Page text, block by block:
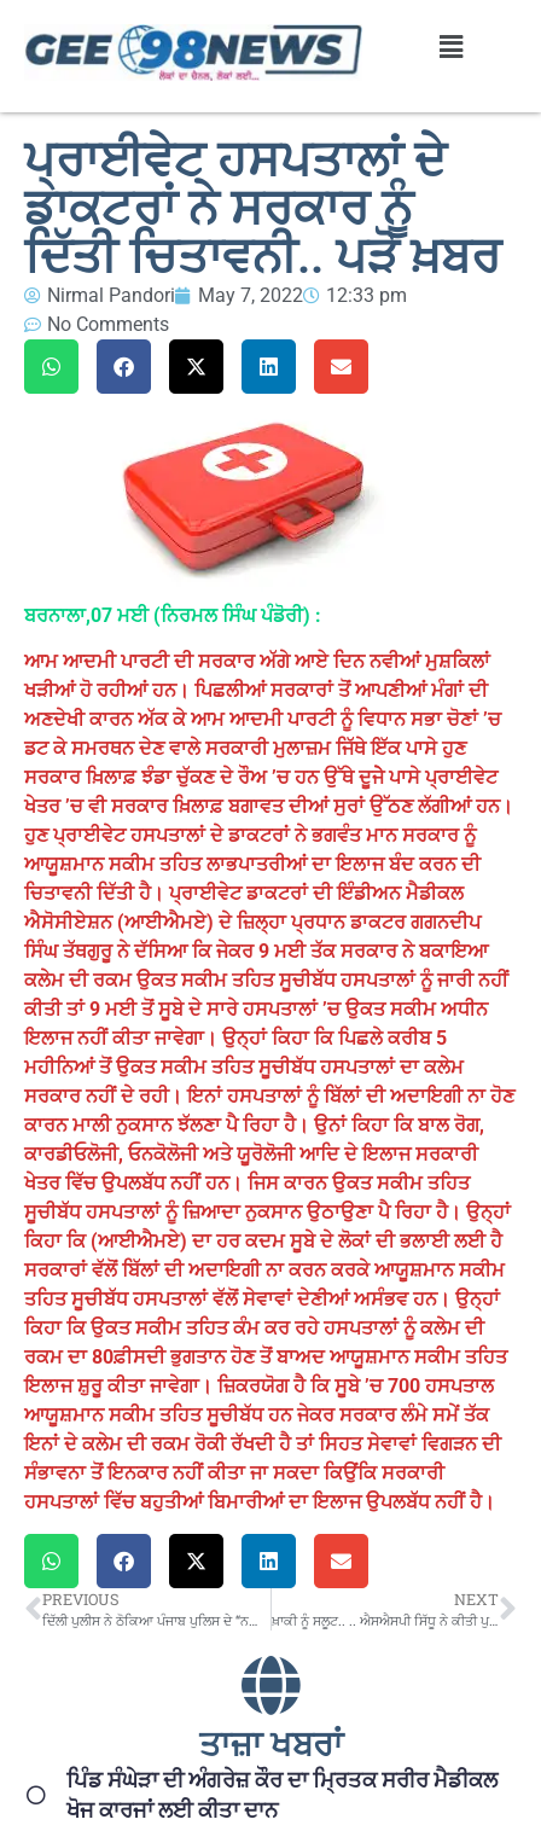
ਪ੍ਰਾਈਵੇਟ ਹਸਪਤਾਲਾਂ ਦੇ
ਡਾਕਟਰਾਂ ਨੇ ਸਰਕਾਰ ਨੂੰ
ਦਿੱਤੀ ਚਿਤਾਵਨੀ.. ਪੜੋ ਖ਼ਬਰ
Nirmal Pandori May 7, 2022
12:33 pm
No Comments
ਬਰਨਾਲਾ,07 ਮਈ (ਨਿਰਮਲ ਸਿੰਘ ਪੰਡੋਰੀ) :
ਆਮ ਆਦਮੀ ਪਾਰਟੀ ਦੀ ਸਰਕਾਰ ਅੱਗੇ ਆਏ ਦਿਨ ਨਵੀਆਂ ਮੁਸ਼ਕਿਲਾਂ
ਖੜੀਆਂ ਹੋ ਰਹੀਆਂ ਹਨ। ਪਿਛਲੀਆਂ ਸਰਕਾਰਾਂ ਤੋਂ ਆਪਣੀਆਂ ਮੰਗਾਂ ਦੀ
ਅਣਦੇਖੀ ਕਾਰਨ ਅੱਕ ਕੇ ਆਮ ਆਦਮੀ ਪਾਰਟੀ ਨੂੰ ਵਿਧਾਨ ਸਭਾ ਚੋਣਾਂ ’ਚ
ਡਟ ਕੇ ਸਮਰਥਨ ਦੇਣ ਵਾਲੇ ਸਰਕਾਰੀ ਮੁਲਾਜ਼ਮ ਜਿੱਥੇ ਇੱਕ ਪਾਸੇ ਹੁਣ
ਸਰਕਾਰ ਖ਼ਿਲਾਫ਼ ਝੰਡਾ ਚੁੱਕਣ ਦੇ ਰੌਅ ’ਚ ਹਨ ਉੱਥੇ ਦੂਜੇੇ ਪਾਸੇ ਪ੍ਰਾਈਵੇਟ
ਖੇਤਰ ’ਚ ਵੀ ਸਰਕਾਰ ਖ਼ਿਲਾਫ਼ ਬਗਾਵਤ ਦੀਆਂ ਸੁਰਾਂ ਉੱਠਣ ਲੱਗੀਆਂ ਹਨ।
ਹੁਣ ਪ੍ਰਾਈਵੇਟ ਹਸਪਤਾਲਾਂ ਦੇ ਡਾਕਟਰਾਂ ਨੇ ਭਗਵੰਤ ਮਾਨ ਸਰਕਾਰ ਨੂੰ
ਆਯੂਸ਼ਮਾਨ ਸਕੀਮ ਤਹਿਤ ਲਾਭਪਾਤਰੀਆਂ ਦਾ ਇਲਾਜ ਬੰਦ ਕਰਨ ਦੀ
ਚਿਤਾਵਨੀ ਦਿੱਤੀ ਹੈ। ਪ੍ਰਾਈਵੇਟ ਡਾਕਟਰਾਂ ਦੀ ਇੰਡੀਅਨ ਮੈਡੀਕਲ
ਐਸੋਸੀਏਸ਼ਨ (ਆਈਐਮਏ) ਦੇ ਜ਼ਿਲ੍ਹਾ ਪ੍ਰਧਾਨ ਡਾਕਟਰ ਗਗਨਦੀਪ
ਸਿੰਘ ਤੱਥਗੁਰੂ ਨੇ ਦੱਸਿਆ ਕਿ ਜੇਕਰ 9 ਮਈ ਤੱਕ ਸਰਕਾਰ ਨੇ ਬਕਾਇਆ
ਕਲੇਮ ਦੀ ਰਕਮ ਉਕਤ ਸਕੀਮ ਤਹਿਤ ਸੂਚੀਬੱਧ ਹਸਪਤਾਲਾਂ ਨੂੰ ਜਾਰੀ ਨਹੀਂ
ਕੀਤੀ ਤਾਂ 9 ਮਈ ਤੋਂ ਸੂਬੇ ਦੇ ਸਾਰੇ ਹਸਪਤਾਲਾਂ ’ਚ ਉਕਤ ਸਕੀਮ ਅਧੀਨ
ਇਲਾਜ ਨਹੀਂ ਕੀਤਾ ਜਾਵੇਗਾ। ਉਨ੍ਹਾਂ ਕਿਹਾ ਕਿ ਪਿਛਲੇ ਕਰੀਬ 5
ਮਹੀਨਿਆਂ ਤੋਂ ਉਕਤ ਸਕੀਮ ਤਹਿਤ ਸੂਚੀਬੱਧ ਹਸਪਤਾਲਾਂ ਦਾ ਕਲੇਮ
ਸਰਕਾਰ ਨਹੀਂ ਦੇ ਰਹੀ। ਇਨਾਂ ਹਸਪਤਾਲਾਂ ਨੂੰ ਬਿੱਲਾਂ ਦੀ ਅਦਾਇਗੀ ਨਾ ਹੋਣ
ਕਾਰਨ ਮਾਲੀ ਨੁਕਸਾਨ ਝੱਲਣਾ ਪੈ ਰਿਹਾ ਹੈ। ਉਨਾਂ ਕਿਹਾ ਕਿ ਬਾਲ ਰੋਗ,
ਕਾਰਡੀਓਲੋਜੀ, ਓਨਕੋਲੋਜੀ ਅਤੇ ਯੂੁਰੋਲੋਜੀ ਆਦਿ ਦੇ ਇਲਾਜ ਸਰਕਾਰੀ
ਖੇਤਰ ਵਿੱਚ ਉਪਲਬੱਧ ਨਹੀਂ ਹਨ। ਜਿਸ ਕਾਰਨ ਉਕਤ ਸਕੀਮ ਤਹਿਤ
ਸੂਚੀਬੱਧ ਹਸਪਤਾਲਾਂ ਨੂੰ ਜ਼ਿਆਦਾ ਨੁਕਸਾਨ ਉਠਾਉਣਾ ਪੈ ਰਿਹਾ ਹੈ। ਉਨ੍ਹਾਂ
ਕਿਹਾ ਕਿ (ਆਈਐਮਏ) ਦਾ ਹਰ ਕਦਮ ਸੂਬੇ ਦੇ ਲੋਕਾਂ ਦੀ ਭਲਾਈ ਲਈ ਹੈ
ਸਰਕਾਰਾਂ ਵੱਲੋਂ ਬਿੱਲਾਂ ਦੀ ਅਦਾਇਗੀ ਨਾ ਕਰਨ ਕਰਕੇ ਆਯੂਸ਼ਮਾਨ ਸਕੀਮ
ਤਹਿਤ ਸੂਚੀਬੱਧ ਹਸਪਤਾਲਾਂ ਵੱਲੋਂ ਸੇਵਾਵਾਂ ਦੇਣੀਆਂ ਅਸੰਭਵ ਹਨ। ਉਨ੍ਹਾਂ
ਕਿਹਾ ਕਿ ਉਕਤ ਸਕੀਮ ਤਹਿਤ ਕੰਮ ਕਰ ਰਹੇ ਹਸਪਤਾਲਾਂ ਨੂੰ ਕਲੇਮ ਦੀ
ਰਕਮ ਦਾ 80ਫ਼ੀਸਦੀ ਭੁਗਤਾਨ ਹੋਣ ਤੋਂ ਬਾਅਦ ਆਯੂਸ਼ਮਾਨ ਸਕੀਮ ਤਹਿਤ
ਇਲਾਜ ਸ਼ੁਰੂ ਕੀਤਾ ਜਾਵੇਗਾ। ਜ਼ਿਕਰਯੋਗ ਹੈ ਕਿ ਸੂਬੇ ’ਚ 700 ਹਸਪਤਾਲ
ਆਯੂਸ਼ਮਾਨ ਸਕੀਮ ਤਹਿਤ ਸੂਚੀਬੱਧ ਹਨ ਜੇਕਰ ਸਰਕਾਰ ਲੰਮੇ ਸਮੇਂ ਤੱਕ
ਇਨਾਂ ਦੇ ਕਲੇਮ ਦੀ ਰਕਮ ਰੋਕੀ ਰੱਖਦੀ ਹੈ ਤਾਂ ਸਿਹਤ ਸੇਵਾਵਾਂ ਵਿਗੜਨ ਦੀ
ਸੰਭਾਵਨਾ ਤੋਂ ਇਨਕਾਰ ਨਹੀਂ ਕੀਤਾ ਜਾ ਸਕਦਾ ਕਿਉਂਕਿ ਸਰਕਾਰੀ
ਹਸਪਤਾਲਾਂ ਵਿੱਚ ਬਹੁਤੀਆਂ ਬਿਮਾਰੀਆਂ ਦਾ ਇਲਾਜ ਉਪਲਬੱਧ ਨਹੀਂ ਹੈ।
PREVIOUS
ਦਿੱਲੀ ਪੁਲੀਸ ਨੇ ਠੋਕਿਆ ਪੰਜਾਬ ਪੁਲਿਸ ਦੇ “ਨਹਿਲੇ ‘ਤੇ ਦਹਿਲਾ”…!
NEXT
ਖ਼ਾਕੀ ਨੂੰ ਸਲੂਟ.. .. ਐਸਐਸਪੀ ਸਿੱਧੂ ਨੇ ਕੀਤੀ ਪੁਲਿਸ ਵਰਦੀ ਦੀ ਚਮਕ ਤੇਜ਼
ਤਾਜ਼ਾ ਖਬਰਾਂ
ਪਿੰਡ ਸੰਘੇੜਾ ਦੀ ਅੰਗਰੇਜ਼ ਕੌਰ ਦਾ ਮ੍ਰਿਤਕ ਸਰੀਰ ਮੈਡੀਕਲ
ਖੋਜ ਕਾਰਜਾਂ ਲਈ ਕੀਤਾ ਦਾਨ